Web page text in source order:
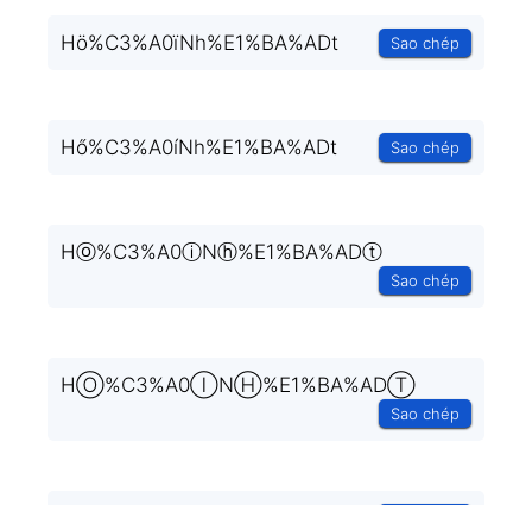
Hö%C3%A0ïNh%E1%BA%ADt Sao chép
Hő%C3%A0íNh%E1%BA%ADt Sao chép
Hⓞ%C3%A0ⓘNⓗ%E1%BA%ADⓣ
Sao chép
HⓄ%C3%A0ⒾNⒽ%E1%BA%ADⓉ
Sao chép